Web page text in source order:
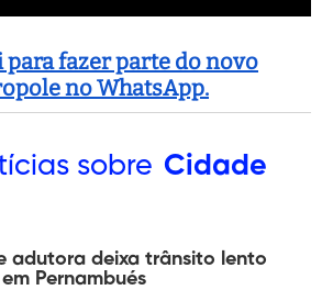
para fazer parte do novo
no WhatsApp.
sobre Cidade
adutora deixa trânsito lento
Pernambués